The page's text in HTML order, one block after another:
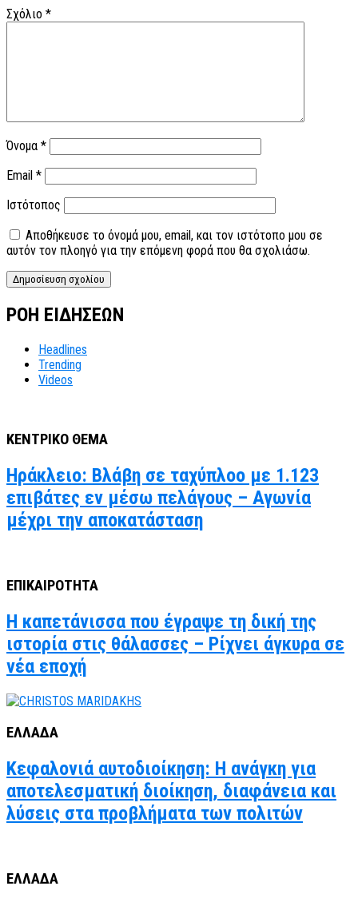
Σχόλιο *
Όνομα *
Email *
Ιστότοπος
Αποθήκευσε το όνομά μου, email, και τον ιστότοπο μου σε
αυτόν τον πλοηγό για την επόμενη φορά που θα σχολιάσω.
ΡΟΗ ΕΙΔΗΣΕΩΝ
Headlines
Trending
Videos
ΚΕΝΤΡΙΚΟ ΘΕΜΑ
Ηράκλειο: Βλάβη σε ταχύπλοο με 1.123
επιβάτες εν μέσω πελάγους – Αγωνία
μέχρι την αποκατάσταση
ΕΠΙΚΑΙΡΟΤΗΤΑ
Η καπετάνισσα που έγραψε τη δική της
ιστορία στις θάλασσες – Ρίχνει άγκυρα σε
νέα εποχή
ΕΛΛΑΔΑ
Κεφαλονιά αυτοδιοίκηση: Η ανάγκη για
αποτελεσματική διοίκηση, διαφάνεια και
λύσεις στα προβλήματα των πολιτών
ΕΛΛΑΔΑ